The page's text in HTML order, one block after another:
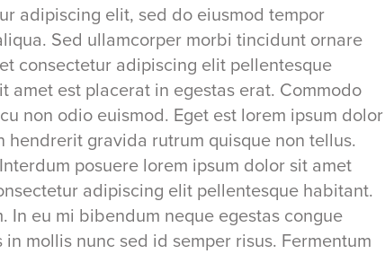
adipiscing elit, sed do eiusmod tempor
Sed ullamcorper morbi tincidunt ornare
consectetur adipiscing elit pellentesque
amet est placerat in egestas erat. Commodo
non odio euismod. Eget est lorem ipsum dolor
hendrerit gravida rutrum quisque non tellus.
posuere lorem ipsum dolor sit amet
adipiscing elit pellentesque habitant.
In eu mi bibendum neque egestas congue
mollis nunc sed id semper risus. Fermentum